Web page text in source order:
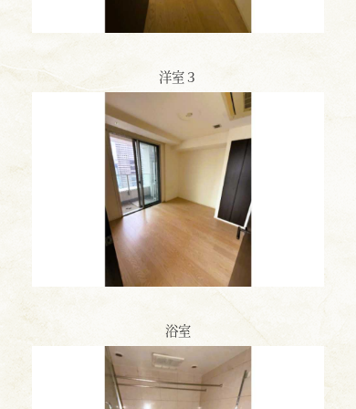
洋室３
浴室